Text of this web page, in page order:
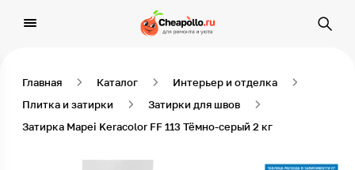
Главная Каталог
Интерьер и отделка
Плитка и затирки
Затирки для швов
Затирка Mapei Keracolor FF 113 Тёмно-серый 2 кг